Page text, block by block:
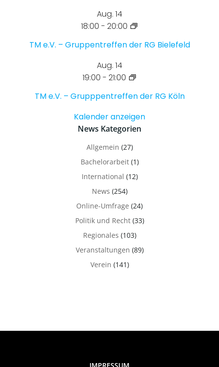
Aug. 14
18:00 - 20:00
TM e.V. – Gruppentreffen der RG Bielefeld
Aug. 14
19:00 - 21:00
TM e.V. – Grupppentreffen der RG Köln
Kalender anzeigen
News Kategorien
Allgemein (27)
Bachelorarbeit(1)
International (12)
News (254)
Online-Umfrage (24)
Politik und Recht(33)
Regionales (103)
Veranstaltungen (89)
Verein (141)